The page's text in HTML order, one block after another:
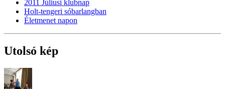
2011 Júliusi klubnap
Holt-tengeri sóbarlangban
Életmenet napon
Utolsó kép